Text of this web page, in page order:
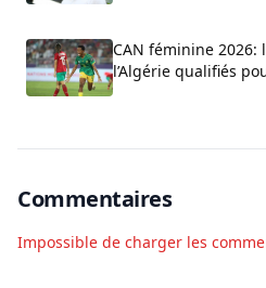
CAN féminine 2026:
l’Algérie qualifiés
Commentaires
Impossible de charger les